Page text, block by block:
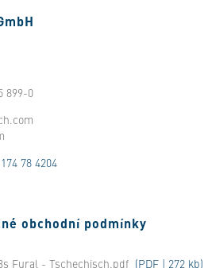
899-0
78 4204
obchodní podmínky
Fural - Tschechisch.pdf (PDF | 272 kb)